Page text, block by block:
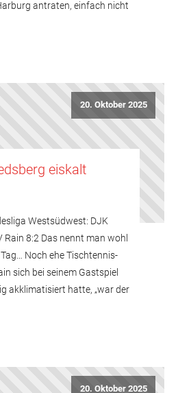
antraten, einfach nicht
sah es zu Beginn der
aus: Durch Erfolge von
20. Oktober 2025
eiskalt
Westsüdwest: DJK
Rain 8:2 Das nennt man wohl
Noch ehe Tischtennis-
sich bei seinem Gastspiel
akklimatisiert hatte, „war der
wie es Kapitän
treffend
20. Oktober 2025